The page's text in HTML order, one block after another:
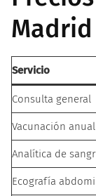
Servicio
Consulta general
Vacunación
Analítica de
Ecografía